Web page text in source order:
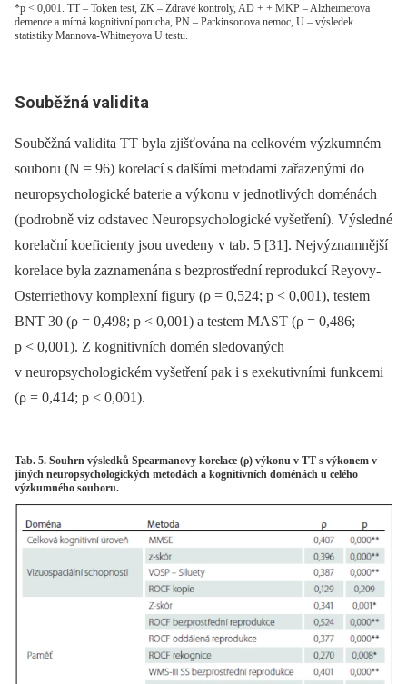
*p < 0,001. TT – Token test, ZK – Zdravé kontroly, AD + + MKP – Alzheimerova
demence a mírná kognitivní porucha, PN – Parkinsonova nemoc, U – výsledek
statistiky Mannova-Whitneyova U testu.
Souběžná validita
Souběžná validita TT byla zjišťována na celkovém výzkumném
souboru (N = 96) korelací s dalšími metodami zařazenými do
neuropsychologické baterie a výkonu v jednotlivých doménách
(podrobně viz odstavec Neuropsychologické vyšetření). Výsledné
korelační koeficienty jsou uvedeny v tab. 5 [31]. Nejvýznamnější
korelace byla zaznamenána s bezprostřední reprodukcí Reyovy-
Osterriethovy komplexní figury (ρ = 0,524; p < 0,001), testem
BNT 30 (ρ = 0,498; p < 0,001) a testem MAST (ρ = 0,486;
p < 0,001). Z kognitivních domén sledovaných
v neuropsychologickém vyšetření pak i s exekutivními funkcemi
(ρ = 0,414; p < 0,001).
Tab. 5. Souhrn výsledků Spearmanovy korelace (ρ) výkonu v TT s výkonem v
jiných neuropsychologických metodách a kognitivních doménách u celého
výzkumného souboru.